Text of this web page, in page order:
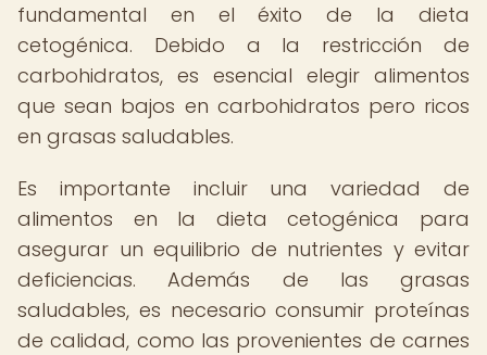
fundamental en el éxito de la dieta
cetogénica. Debido a la restricción de
carbohidratos, es esencial elegir alimentos
que sean bajos en carbohidratos pero ricos
en grasas saludables.
Es importante incluir una variedad de
alimentos en la dieta cetogénica para
asegurar un equilibrio de nutrientes y evitar
deficiencias. Además de las grasas
saludables, es necesario consumir proteínas
de calidad, como las provenientes de carnes